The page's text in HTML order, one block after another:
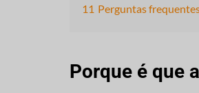
11 Perguntas
Porque é que